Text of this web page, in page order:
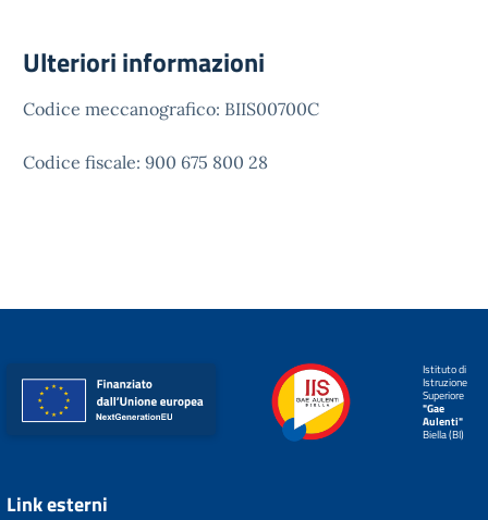
Ulteriori informazioni
Codice meccanografico: BIIS00700C
Codice fiscale: 900 675 800 28
Istituto di
Istruzione
Superiore
"Gae
Aulenti"
Biella (BI)
Link esterni